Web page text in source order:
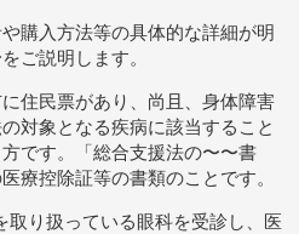
購入方法等の具体的な詳細が明
ご説明します。
住民票があり、尚且、身体障害
対象となる疾病に該当すること
です。「総合支援法の〜〜書
療控除証等の書類のことです。
取り扱っている眼科を受診し、医